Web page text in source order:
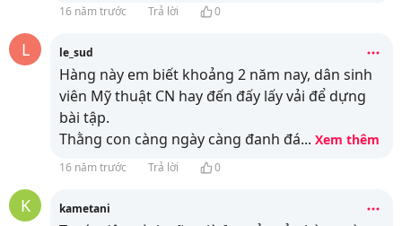
16 năm trước Trả lời 0
L le_sud
Hàng này em biết khoảng 2 năm nay, dân sinh
viên Mỹ thuật CN hay đến đấy lấy vải để dựng
bài tập.
Thằng con càng ngày càng đanh đá... Xem thêm
16 năm trước Trả lời 0
K kametani